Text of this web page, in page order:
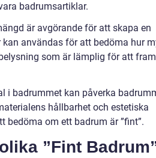
badrumsartiklar.
är avgörande för att skapa en
användas för att bedöma hur
som är lämplig för att
i badrummet kan påverka
hållbarhet och estetiska
bedöma om ett badrum är ”fint”.
”Fint